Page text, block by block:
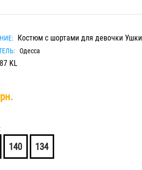
Костюм с шортами для девочки Ушки
Одесса
KL
140 134